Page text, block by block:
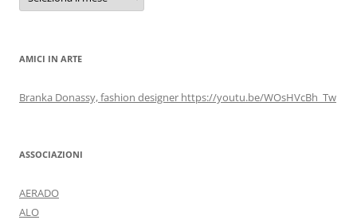
AMICI IN ARTE
Branka Donassy, fashion designer https://youtu.be/WOsHVcBh_Tw
ASSOCIAZIONI
AERADO
ALO